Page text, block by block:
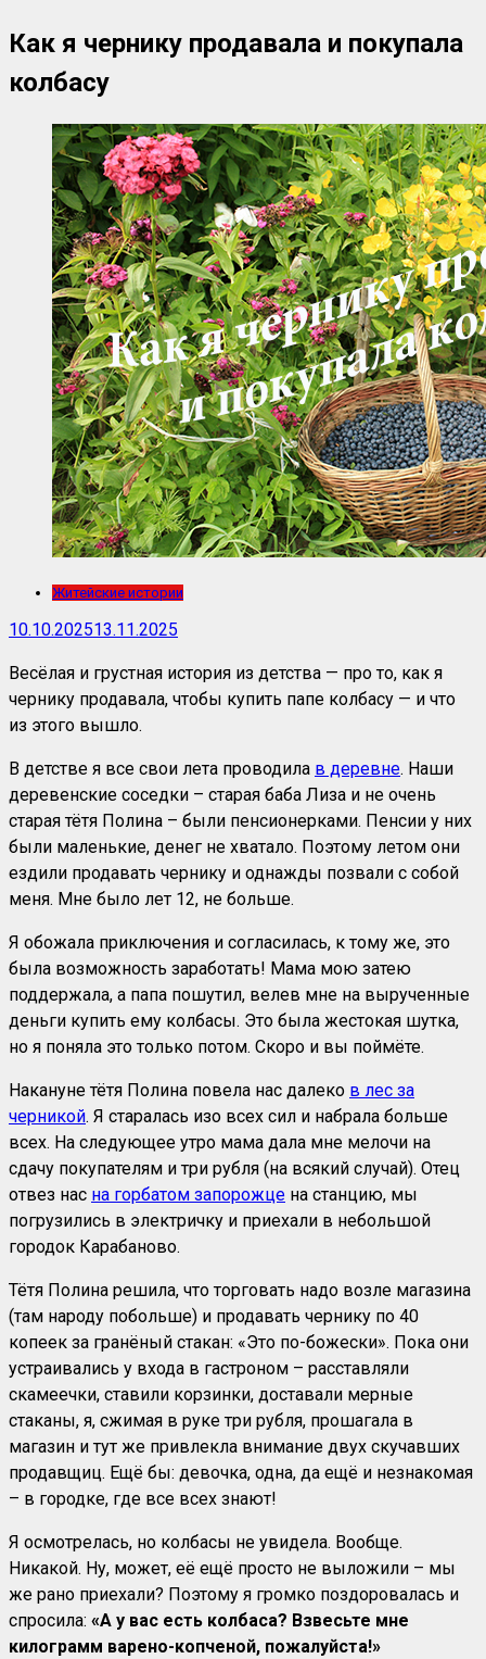
Как я чернику продавала и покупала
колбасу
Житейские истории
10.10.202513.11.2025
Весёлая и грустная история из детства — про то, как я
чернику продавала, чтобы купить папе колбасу — и что
из этого вышло.
В детстве я все свои лета проводила в деревне. Наши
деревенские соседки – старая баба Лиза и не очень
старая тётя Полина – были пенсионерками. Пенсии у них
были маленькие, денег не хватало. Поэтому летом они
ездили продавать чернику и однажды позвали с собой
меня. Мне было лет 12, не больше.
Я обожала приключения и согласилась, к тому же, это
была возможность заработать! Мама мою затею
поддержала, а папа пошутил, велев мне на вырученные
деньги купить ему колбасы. Это была жестокая шутка,
но я поняла это только потом. Скоро и вы поймёте.
Накануне тётя Полина повела нас далеко в лес за
черникой. Я старалась изо всех сил и набрала больше
всех. На следующее утро мама дала мне мелочи на
сдачу покупателям и три рубля (на всякий случай). Отец
отвез нас на горбатом запорожце на станцию, мы
погрузились в электричку и приехали в небольшой
городок Карабаново.
Тётя Полина решила, что торговать надо возле магазина
(там народу побольше) и продавать чернику по 40
копеек за гранёный стакан: «Это по-божески». Пока они
устраивались у входа в гастроном – расставляли
скамеечки, ставили корзинки, доставали мерные
стаканы, я, сжимая в руке три рубля, прошагала в
магазин и тут же привлекла внимание двух скучавших
продавщиц. Ещё бы: девочка, одна, да ещё и незнакомая
– в городке, где все всех знают!
Я осмотрелась, но колбасы не увидела. Вообще.
Никакой. Ну, может, её ещё просто не выложили – мы
же рано приехали? Поэтому я громко поздоровалась и
спросила: «А у вас есть колбаса? Взвесьте мне
килограмм варено-копченой, пожалуйста!»